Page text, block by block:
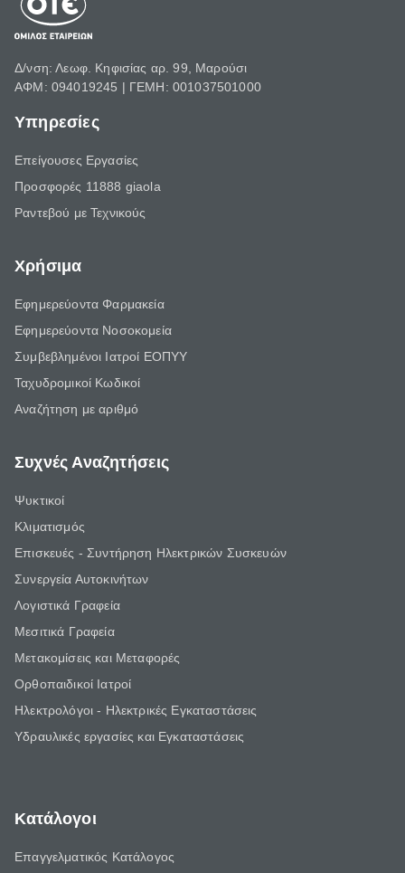
Δ/νση: Λεωφ. Κηφισίας αρ. 99, Μαρούσι
ΑΦΜ: 094019245 | ΓΕΜΗ: 001037501000
Υπηρεσίες
Επείγουσες Εργασίες
Προσφορές 11888 giaola
Ραντεβού με Τεχνικούς
Χρήσιμα
Εφημερεύοντα Φαρμακεία
Εφημερεύοντα Νοσοκομεία
Συμβεβλημένοι Ιατροί ΕΟΠΥΥ
Ταχυδρομικοί Κωδικοί
Αναζήτηση με αριθμό
Συχνές Αναζητήσεις
Ψυκτικοί
Κλιματισμός
Επισκευές - Συντήρηση Ηλεκτρικών Συσκευών
Συνεργεία Αυτοκινήτων
Λογιστικά Γραφεία
Μεσιτικά Γραφεία
Μετακομίσεις και Μεταφορές
Ορθοπαιδικοί Ιατροί
Ηλεκτρολόγοι - Ηλεκτρικές Εγκαταστάσεις
Υδραυλικές εργασίες και Εγκαταστάσεις
Κατάλογοι
Επαγγελματικός Κατάλογος